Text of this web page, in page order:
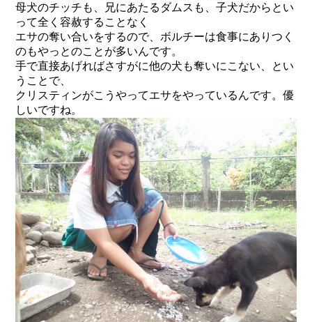
母犬のチッチも、兄にあたるダムスも、子犬だからとい
って全く容赦することなく
エサの奪い合いをするので、ボルチーは食事にありつく
のもやっとのことが多いんです。
手で直接あげればさすがに他の犬も奪いにこない、とい
うことで、
クリスティンがこうやってエサをやっているんです。優
しいですね。